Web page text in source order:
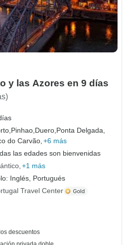
y las Azores en 9 días
Pinhao, Duero, Ponta Delgada,
do Carvão, +6 más
las edades son bienvenidas
+1 más
Inglés, Portugués
Travel Center
descuentos